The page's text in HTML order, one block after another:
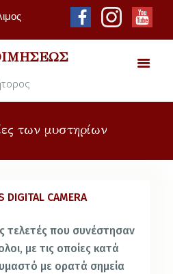
των μυστηρίων
τελετές που συνέστησαν
με τις οποίες κατά
με ορατά σημεία